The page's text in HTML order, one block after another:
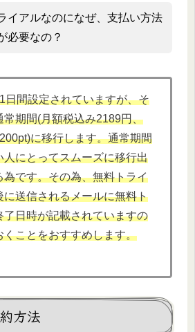
イアルなのになぜ、支払い方法
必要なの？
日間設定されていますが、そ
常期間(月額税込み2189円、
に移行します。通常期間
人にとってスムーズに移行出
為です。その為、無料トライ
に送信されるメールに無料ト
了日時が記載されていますの
くことをおすすめします。
方法